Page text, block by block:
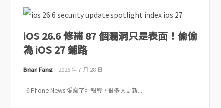
iOS 26.6 修補 87 個漏洞只是表面！偷偷
為 iOS 27 鋪路
Brian Fang 2026 年 7 月 28 日
《iPhone News 愛瘋了》報導，很多人更新...